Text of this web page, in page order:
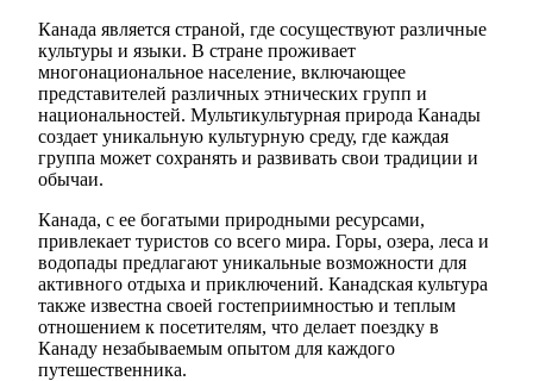
Канада является страной, где сосуществуют различные
культуры и языки. В стране проживает
многонациональное население, включающее
представителей различных этнических групп и
национальностей. Мультикультурная природа Канады
создает уникальную культурную среду, где каждая
группа может сохранять и развивать свои традиции и
обычаи.
Канада, с ее богатыми природными ресурсами,
привлекает туристов со всего мира. Горы, озера, леса и
водопады предлагают уникальные возможности для
активного отдыха и приключений. Канадская культура
также известна своей гостеприимностью и теплым
отношением к посетителям, что делает поездку в
Канаду незабываемым опытом для каждого
путешественника.